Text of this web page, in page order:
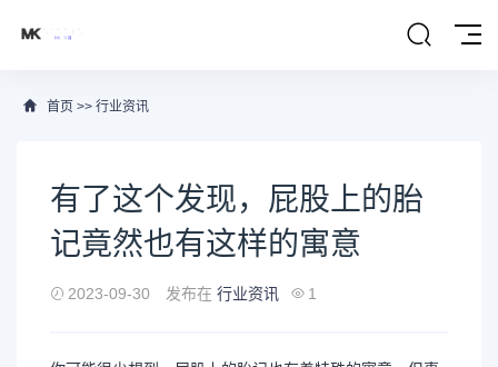
首页 >> 行业资讯
有了这个发现，屁股上的胎
记竟然也有这样的寓意
2023-09-30 发布在 行业资讯 1